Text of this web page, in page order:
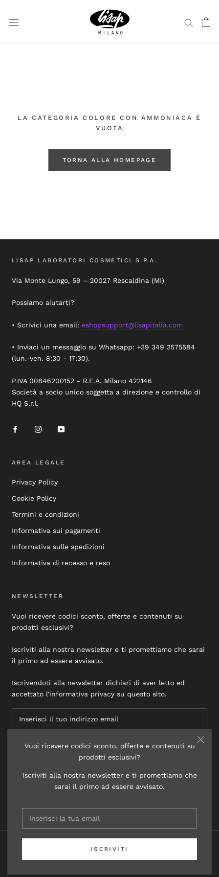
contenuto
Vuoi ricevere codici sconto, offerte e contenuti su
prodotti esclusivi?
Iscriviti alla nostra newsletter e ti promettiamo che
sarai il primo ad essere avvisato.
ISCRIVITI
LA CATEGORIA COLORE CON AMMONIACA È
VUOTA
TORNA ALLA HOMEPAGE
LISAP LABORATORI COSMETICI S.P.A.
Via Monte Lungo, 59 – 20027 Rescaldina (MI)
Possiamo aiutarti?
• Scrivici una email: eshopsupport@lisapitalia.com
• Inviaci un messaggio su Whatsapp: +39 349 3575584
(lun.-ven. 8:30 - 17:30).
P.IVA 00846200152 - R.E.A. Milano 422146
Società a socio unico soggetta a direzione e controllo di
HQ S.r.l.
AREA LEGALE
Privacy Policy
Cookie Policy
Termini e condizioni
Informativa sui pagamenti
Informativa sulle spedizioni
Informativa di recesso e reso
NEWSLETTER
Vuoi ricevere codici sconto, offerte e contenuti su
prodotti esclusivi?
Iscriviti alla nostra newsletter e ti promettiamo che sarai
il primo ad essere avvisato.
Iscrivendoti alla newsletter dichiari di aver letto ed
accettato l'informativa privacy su questo sito.
ISCRIVITI